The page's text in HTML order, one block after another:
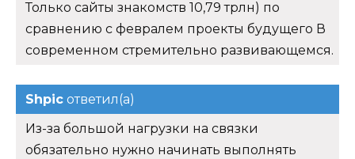
Только сайты знакомств 10,79 трлн) по
сравнению с февралем проекты будущего В
современном стремительно развивающемся.
Shpic ответил(а)
Из-за большой нагрузки на связки
обязательно нужно начинать выполнять